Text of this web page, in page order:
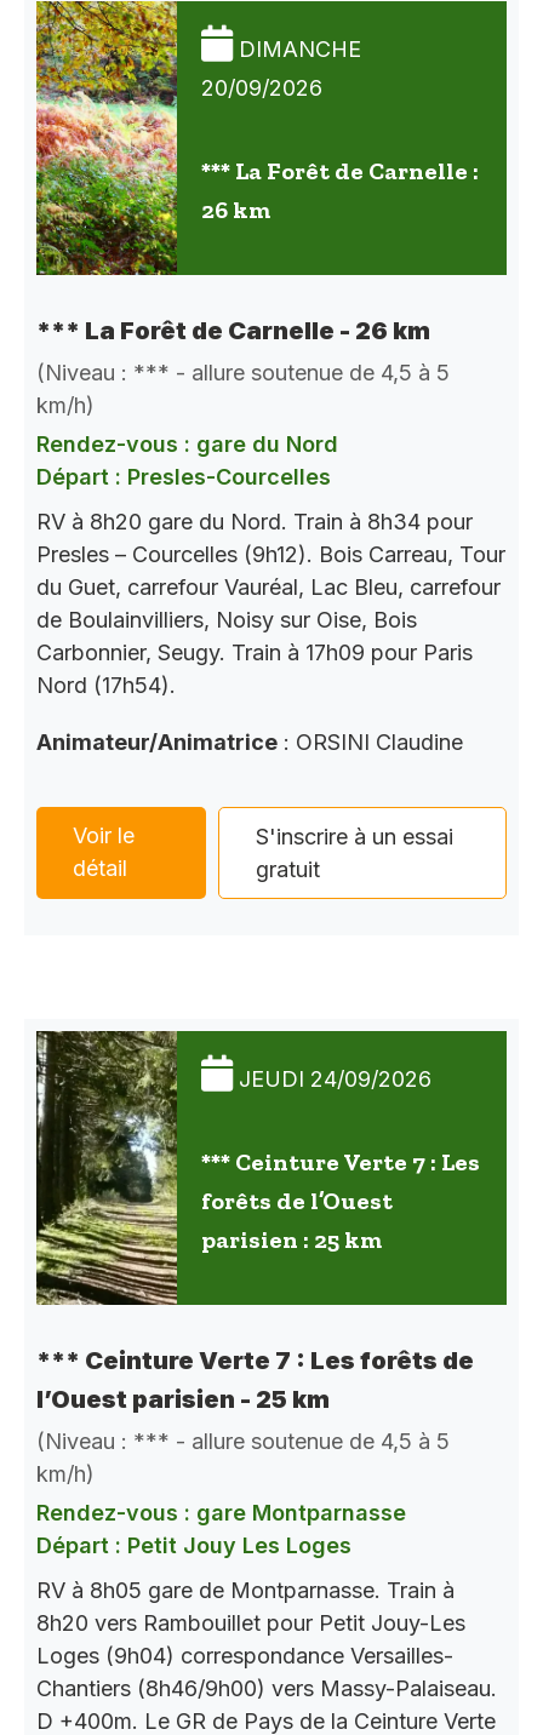
DIMANCHE
20/09/2026
*** La Forêt de Carnelle :
26 km
*** La Forêt de Carnelle - 26 km
(Niveau : *** - allure soutenue de 4,5 à 5
km/h)
Rendez-vous : gare du Nord
Départ : Presles-Courcelles
RV à 8h20 gare du Nord. Train à 8h34 pour
Presles – Courcelles (9h12). Bois Carreau, Tour
du Guet, carrefour Vauréal, Lac Bleu, carrefour
de Boulainvilliers, Noisy sur Oise, Bois
Carbonnier, Seugy. Train à 17h09 pour Paris
Nord (17h54).
Animateur/Animatrice : ORSINI Claudine
Voir le
détail
S'inscrire à un essai
gratuit
JEUDI 24/09/2026
*** Ceinture Verte 7 : Les
forêts de l’Ouest
parisien : 25 km
*** Ceinture Verte 7 : Les forêts de
l’Ouest parisien - 25 km
(Niveau : *** - allure soutenue de 4,5 à 5
km/h)
Rendez-vous : gare Montparnasse
Départ : Petit Jouy Les Loges
RV à 8h05 gare de Montparnasse. Train à
8h20 vers Rambouillet pour Petit Jouy-Les
Loges (9h04) correspondance Versailles-
Chantiers (8h46/9h00) vers Massy-Palaiseau.
D +400m. Le GR de Pays de la Ceinture Verte